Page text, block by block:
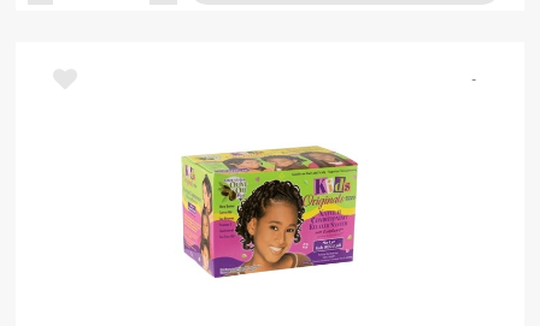
-